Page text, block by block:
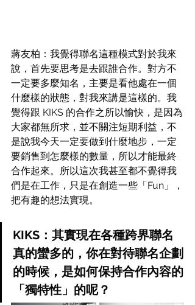
蔣友柏：我覺得聯名這種模式對於我來
說，首先要思考是去跟誰合作。對方不
一定要多麼知名，主要是看他處在一個
什麼樣的狀態，對我來講是這樣的。我
覺得跟 KIKS 的合作之所以愉快，是因為
大家都無所求，並不關注短期利益，不
是說我今天一定要做到什麼地步，一定
要銷售到怎麼樣的數量，所以才能最終
合作起來。所以這次我甚至都不覺得我
們是在工作，只是在創造一些「Fun」，
把有趣的想法實現。
KIKS：其實現在各種跨界聯名
真的蠻多的，你在對待聯名企劃
的時候，是如何保持合作內容的
「獨特性」的呢？